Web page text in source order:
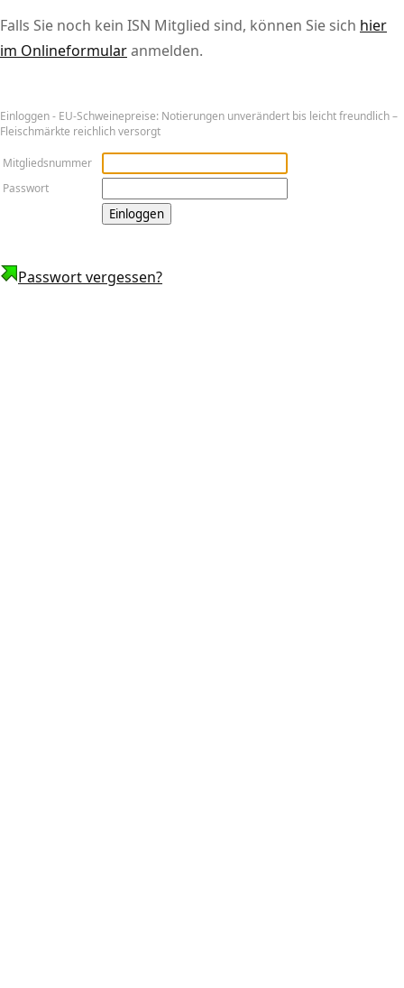
Falls Sie noch kein ISN Mitglied sind, können Sie sich hier
im Onlineformularanmelden.
Ein­log­gen - EU-Schweinepreise: Notierungen unverändert bis leicht freundlich –
Fleischmärkte reichlich versorgt
Mitgliedsnummer
Passwort
Passwort vergessen?